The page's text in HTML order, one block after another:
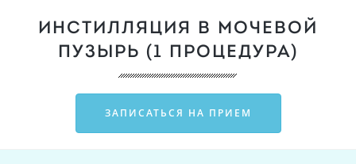
ИНСТИЛЛЯЦИЯ В МОЧЕВОЙ
ПУЗЫРЬ (1 ПРОЦЕДУРА)
ЗАПИСАТЬСЯ НА ПРИЕМ